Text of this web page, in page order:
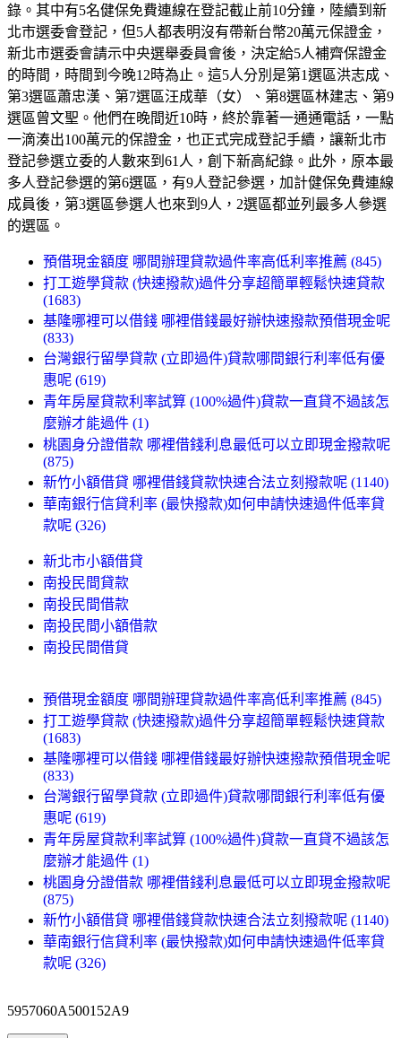
錄。其中有5名健保免費連線在登記截止前10分鐘，陸續到新
北市選委會登記，但5人都表明沒有帶新台幣20萬元保證金，
新北市選委會請示中央選舉委員會後，決定給5人補齊保證金
的時間，時間到今晚12時為止。這5人分別是第1選區洪志成、
第3選區蕭忠漢、第7選區汪成華（女）、第8選區林建志、第9
選區曾文聖。他們在晚間近10時，終於靠著一通通電話，一點
一滴湊出100萬元的保證金，也正式完成登記手續，讓新北市
登記參選立委的人數來到61人，創下新高紀錄。此外，原本最
多人登記參選的第6選區，有9人登記參選，加計健保免費連線
成員後，第3選區參選人也來到9人，2選區都並列最多人參選
的選區。
預借現金額度 哪間辦理貸款過件率高低利率推薦 (845)
打工遊學貸款 (快速撥款)過件分享超簡單輕鬆快速貸款
(1683)
基隆哪裡可以借錢 哪裡借錢最好辦快速撥款預借現金呢
(833)
台灣銀行留學貸款 (立即過件)貸款哪間銀行利率低有優
惠呢 (619)
青年房屋貸款利率試算 (100%過件)貸款一直貸不過該怎
麼辦才能過件 (1)
桃園身分證借款 哪裡借錢利息最低可以立即現金撥款呢
(875)
新竹小額借貸 哪裡借錢貸款快速合法立刻撥款呢 (1140)
華南銀行信貸利率 (最快撥款)如何申請快速過件低率貸
款呢 (326)
新北市小額借貸
南投民間貸款
南投民間借款
南投民間小額借款
南投民間借貸
預借現金額度 哪間辦理貸款過件率高低利率推薦 (845)
打工遊學貸款 (快速撥款)過件分享超簡單輕鬆快速貸款
(1683)
基隆哪裡可以借錢 哪裡借錢最好辦快速撥款預借現金呢
(833)
台灣銀行留學貸款 (立即過件)貸款哪間銀行利率低有優
惠呢 (619)
青年房屋貸款利率試算 (100%過件)貸款一直貸不過該怎
麼辦才能過件 (1)
桃園身分證借款 哪裡借錢利息最低可以立即現金撥款呢
(875)
新竹小額借貸 哪裡借錢貸款快速合法立刻撥款呢 (1140)
華南銀行信貸利率 (最快撥款)如何申請快速過件低率貸
款呢 (326)
5957060A500152A9